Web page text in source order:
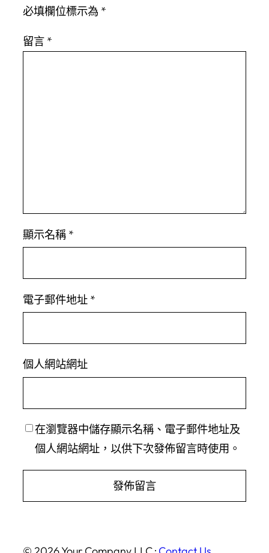
必填欄位標示為 *
留言 *
顯示名稱 *
電子郵件地址 *
個人網站網址
在瀏覽器中儲存顯示名稱、電子郵件地址及
個人網站網址，以供下次發佈留言時使用。